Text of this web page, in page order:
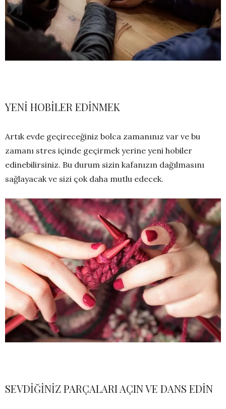
YENİ HOBİLER EDİNMEK
Artık evde geçireceğiniz bolca zamanınız var ve bu
zamanı stres içinde geçirmek yerine yeni hobiler
edinebilirsiniz. Bu durum sizin kafanızın dağılmasını
sağlayacak ve sizi çok daha mutlu edecek.
SEVDİĞİNİZ PARÇALARI AÇIN VE DANS EDİN